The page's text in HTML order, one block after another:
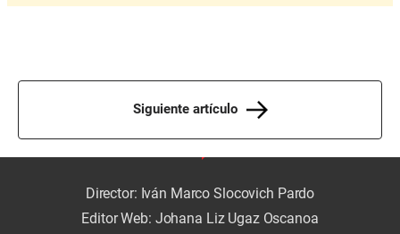
Siguiente artículo
Director: Iván Marco Slocovich Pardo
Editor Web: Johana Liz Ugaz Oscanoa